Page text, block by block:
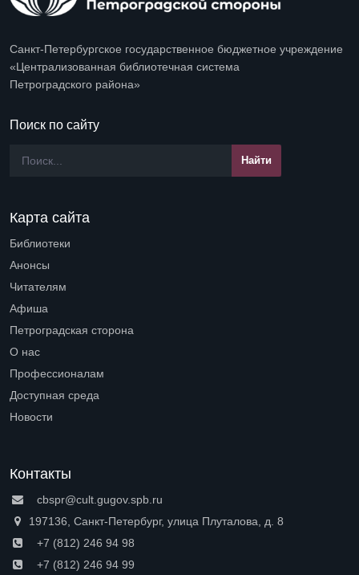
Санкт-Петербургское государственное бюджетное учреждение
«Централизованная библиотечная система
Петроградского района»
Поиск по сайту
Карта сайта
Библиотеки
Анонсы
Читателям
Афиша
Петроградская сторона
О нас
Профессионалам
Доступная среда
Новости
Контакты
cbspr@cult.gugov.spb.ru
197136, Санкт-Петербург, улица Плуталова, д. 8
+7 (812) 246 94 98
+7 (812) 246 94 99